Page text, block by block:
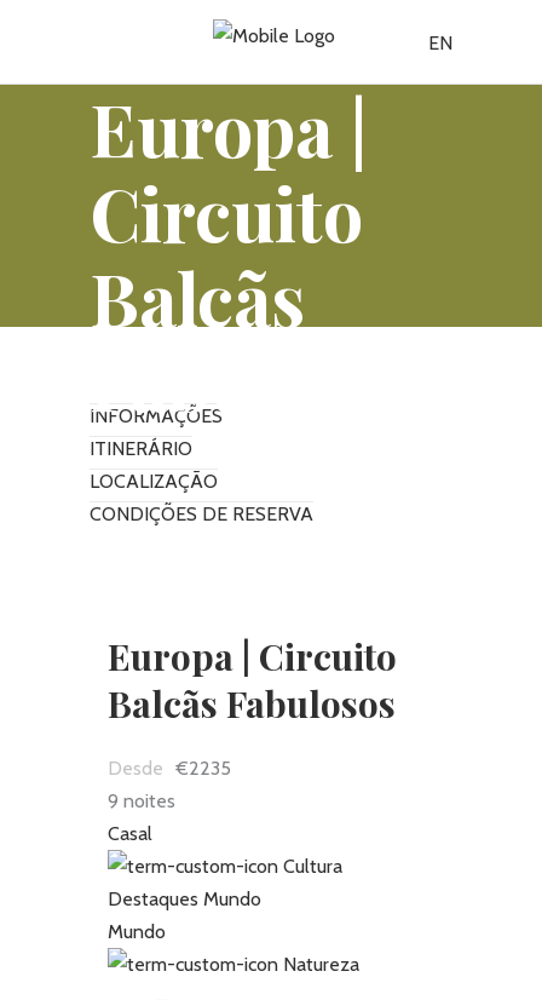
EN
Europa |
Circuito
Balcãs
Fabulosos
INFORMAÇÕES
ITINERÁRIO
LOCALIZAÇÃO
CONDIÇÕES DE RESERVA
Europa | Circuito
Balcãs Fabulosos
€2235
9 noites
Casal
Cultura
Destaques Mundo
Mundo
Natureza